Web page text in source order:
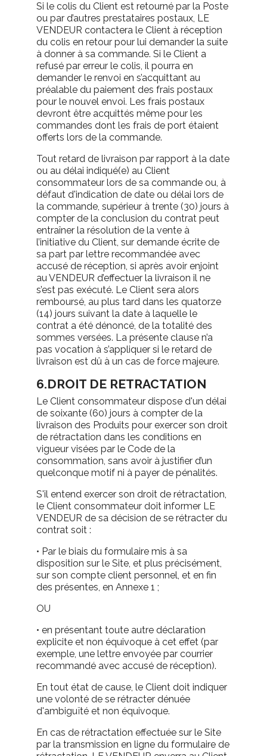
Si le colis du Client est retourné par la Poste
ou par d’autres prestataires postaux, LE
VENDEUR contactera le Client à réception
du colis en retour pour lui demander la suite
à donner à sa commande. Si le Client a
refusé par erreur le colis, il pourra en
demander le renvoi en s’acquittant au
préalable du paiement des frais postaux
pour le nouvel envoi. Les frais postaux
devront être acquittés même pour les
commandes dont les frais de port étaient
offerts lors de la commande.
Tout retard de livraison par rapport à la date
ou au délai indiqué(e) au Client
consommateur lors de sa commande ou, à
défaut d'indication de date ou délai lors de
la commande, supérieur à trente (30) jours à
compter de la conclusion du contrat peut
entraîner la résolution de la vente à
l’initiative du Client, sur demande écrite de
sa part par lettre recommandée avec
accusé de réception, si après avoir enjoint
au VENDEUR d’effectuer la livraison il ne
s’est pas exécuté. Le Client sera alors
remboursé, au plus tard dans les quatorze
(14) jours suivant la date à laquelle le
contrat a été dénoncé, de la totalité des
sommes versées. La présente clause n’a
pas vocation à s’appliquer si le retard de
livraison est dû à un cas de force majeure.
6.DROIT DE RETRACTATION
Le Client consommateur dispose d'un délai
de soixante (60) jours à compter de la
livraison des Produits pour exercer son droit
de rétractation dans les conditions en
vigueur visées par le Code de la
consommation, sans avoir à justifier d’un
quelconque motif ni à payer de pénalités.
S'il entend exercer son droit de rétractation,
le Client consommateur doit informer LE
VENDEUR de sa décision de se rétracter du
contrat soit :
• Par le biais du formulaire mis à sa
disposition sur le Site, et plus précisément,
sur son compte client personnel, et en fin
des présentes, en Annexe 1 ;
OU
• en présentant toute autre déclaration
explicite et non équivoque à cet effet (par
exemple, une lettre envoyée par courrier
recommandé avec accusé de réception).
En tout état de cause, le Client doit indiquer
une volonté de se rétracter dénuée
d'ambiguïté et non équivoque.
En cas de rétractation effectuée sur le Site
par la transmission en ligne du formulaire de